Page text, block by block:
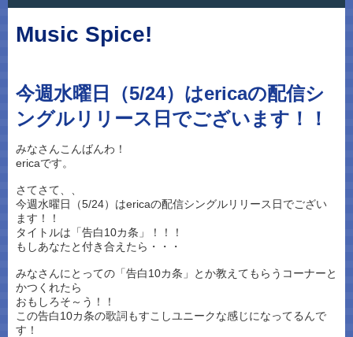
Music Spice!
今週水曜日（5/24）はericaの配信シ
ングルリリース日でございます！！
みなさんこんばんわ！
ericaです。
さてさて、、
今週水曜日（5/24）はericaの配信シングルリリース日でござい
ます！！
タイトルは「告白10カ条」！！！
もしあなたと付き合えたら・・・
みなさんにとっての「告白10カ条」とか教えてもらうコーナーと
かつくれたら
おもしろそ～う！！
この告白10カ条の歌詞もすこしユニークな感じになってるんで
す！